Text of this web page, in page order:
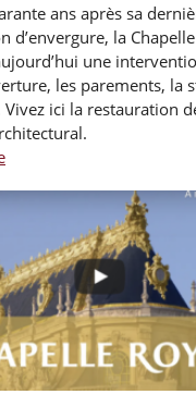
ans après sa
d’envergure, la
une
les parements, la
ici la restauration